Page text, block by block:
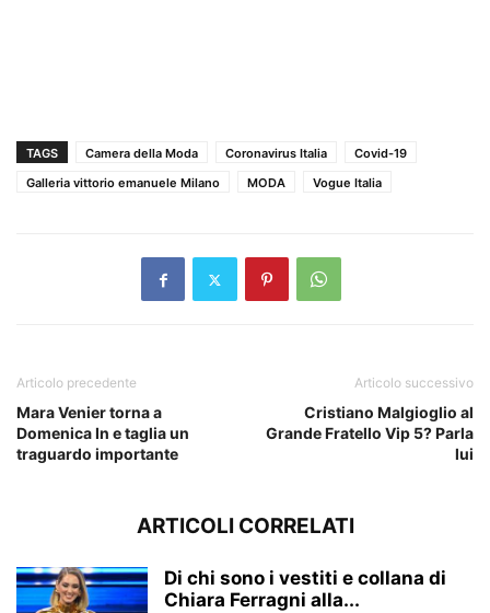
TAGS Camera della Moda Coronavirus Italia
Covid-19
Galleria vittorio emanuele Milano
MODA Vogue Italia
Articolo precedente
Mara Venier torna a
Domenica In e taglia un
traguardo importante
Articolo successivo
Cristiano Malgioglio al
Grande Fratello Vip 5? Parla
lui
ARTICOLI CORRELATI
Di chi sono i vestiti e collana di
Chiara Ferragni alla...